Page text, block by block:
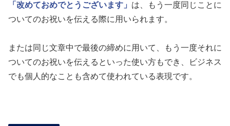
「改めておめでとうございます」 は、もう一度同じことに
ついてのお祝いを伝える際に用いられます。
または同じ文章中で最後の締めに用いて、もう一度それに
ついてのお祝いを伝えるといった使い方もでき、ビジネス
でも個人的なことも含めて使われている表現です。